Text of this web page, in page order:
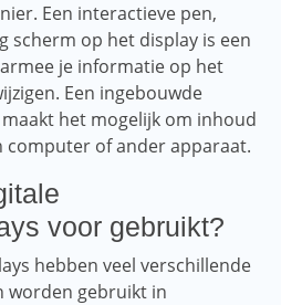
Een interactieve pen,
scherm op het display is een
je informatie op het
Een ingebouwde
het mogelijk om inhoud
computer of ander apparaat.
voor gebruikt?
hebben veel verschillende
worden gebruikt in